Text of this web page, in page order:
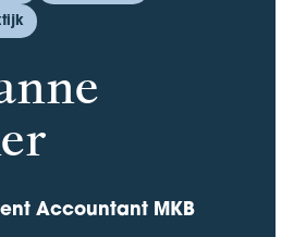
Accountant MKB